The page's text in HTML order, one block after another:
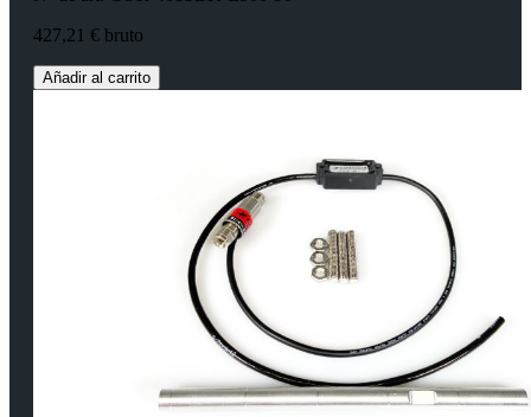
427,21 € bruto
Añadir al carrito